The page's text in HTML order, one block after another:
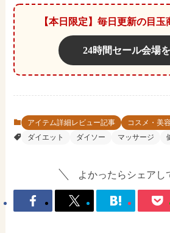
【本日限定】毎日更新の目玉
24時間セール会場
アイテム詳細レビュー記事
コスメ・美
ダイエット
ダイソー マッサージ
よかったらシェアし